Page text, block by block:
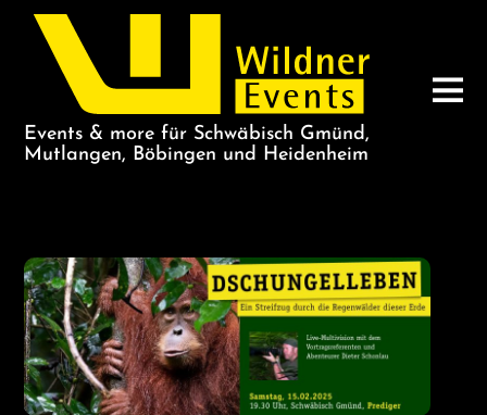
Events & more für Schwäbisch Gmünd,
Mutlangen, Böbingen und Heidenheim